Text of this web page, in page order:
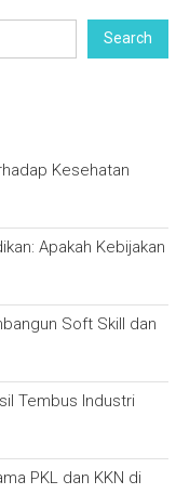
Search
Kesehatan
Apakah Kebijakan
Soft Skill dan
Tembus Industri
PKL dan KKN di